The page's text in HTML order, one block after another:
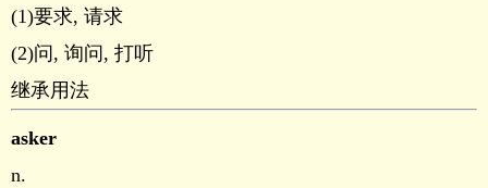
(1)要求, 请求
(2)问, 询问, 打听
继承用法
asker
n.